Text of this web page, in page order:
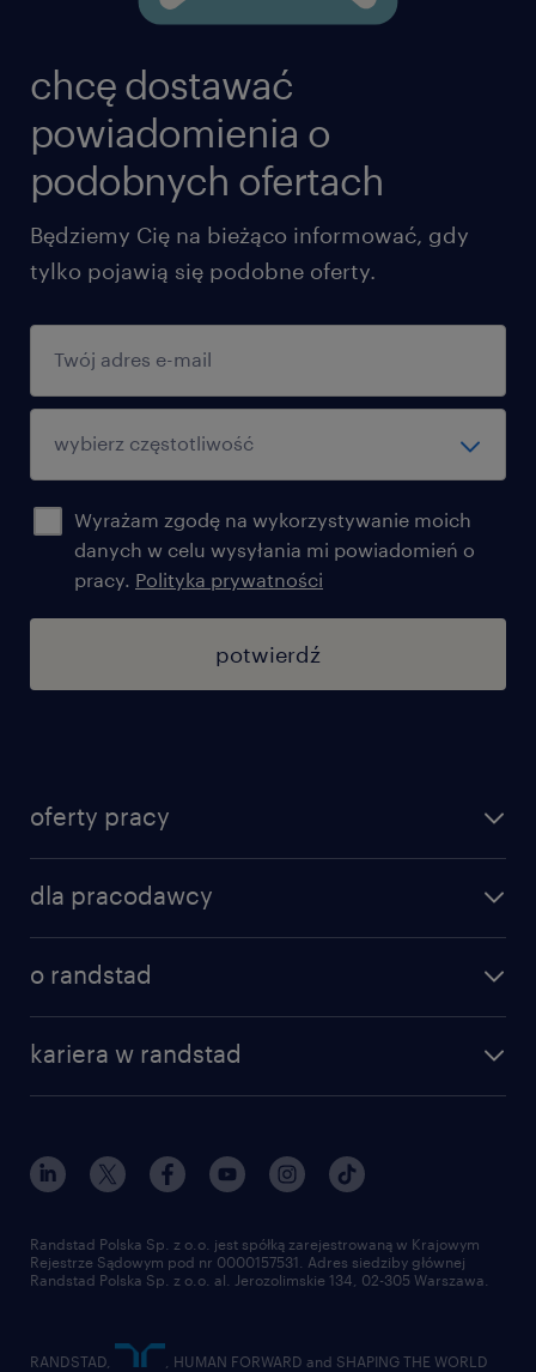
chcę dostawać
powiadomienia o
podobnych ofertach
Będziemy Cię na bieżąco informować, gdy
tylko pojawią się podobne oferty.
Wyrażam zgodę na wykorzystywanie moich
danych w celu wysyłania mi powiadomień o
pracy. Polityka prywatności
potwierdź
oferty pracy
specjalizacje
praca w amazon
dla pracodawcy
o randstad
dla mediów
dla dostawców
kariera w randstad
nasz świat
pracuj w randstad
złóż CV
Randstad Polska Sp. z o.o. jest spółką zarejestrowaną w Krajowym
Rejestrze Sądowym pod nr 0000157531. Adres siedziby głównej
Randstad Polska Sp. z o.o. al. Jerozolimskie 134, 02-305 Warszawa.
RANDSTAD,
, HUMAN FORWARD and SHAPING THE WORLD